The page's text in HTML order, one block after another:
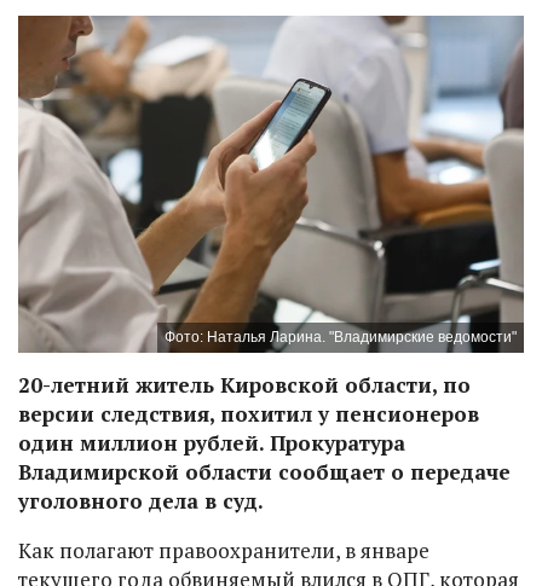
Фото: Наталья Ларина. "Владимирские ведомости"
20-летний житель Кировской области, по
версии следствия, похитил у пенсионеров
один миллион рублей. Прокуратура
Владимирской области сообщает о передаче
уголовного дела в суд.
Как полагают правоохранители, в январе
текущего года обвиняемый влился в ОПГ, которая